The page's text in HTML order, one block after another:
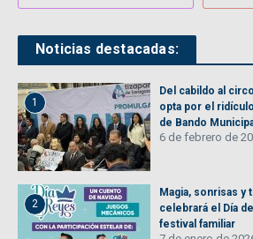
Noticias destacadas:
1
Del cabildo al
opta por el
de Bando
6 de febrero de
2
Magia, sonrisas y
celebrará el Día
festival familiar